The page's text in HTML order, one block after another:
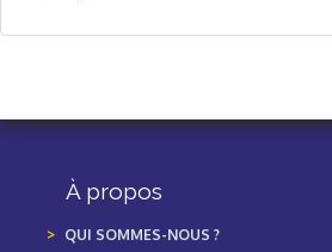
À propos
QUI SOMMES-NOUS ?